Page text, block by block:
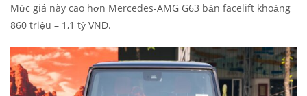
Mức giá này cao hơn Mercedes-AMG G63 bản facelift khoảng
860 triệu – 1,1 tỷ VNĐ.